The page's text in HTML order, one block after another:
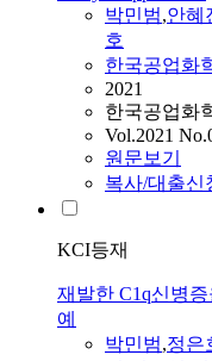
박민범,안혜
호
한국공업화
2021
한국공업화
Vol.2021
원문보기
복사/대출신
KCI등재
재발한 C1q신병
예
박민범,정은